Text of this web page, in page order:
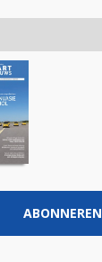
ABONNEREN